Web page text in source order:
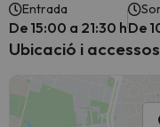
Entrada
De 15:00 a 21:30 hDe
Ubicació i